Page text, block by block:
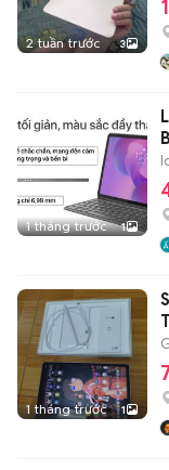
2 tuần trước 3
1 tháng trước 1
1 tháng trước 1